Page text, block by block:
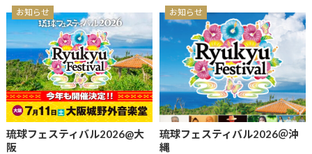
お知らせ
琉球フェスティバル2026@大
阪
お知らせ
琉球フェスティバル2026＠沖
縄